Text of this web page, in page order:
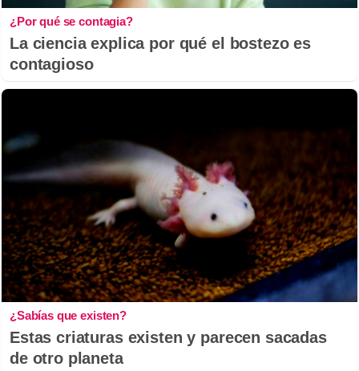
¿Por qué se contagia?
La ciencia explica por qué el bostezo es
contagioso
¿Sabías que existen?
Estas criaturas existen y parecen sacadas
de otro planeta